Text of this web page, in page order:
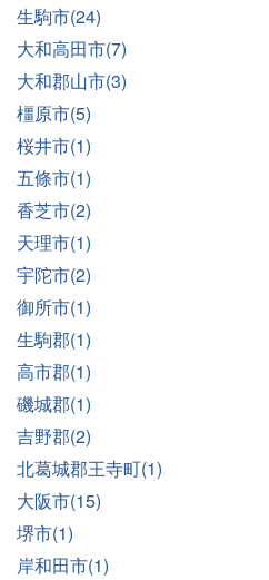
生駒市(24)
大和高田市(7)
大和郡山市(3)
橿原市(5)
桜井市(1)
五條市(1)
香芝市(2)
天理市(1)
宇陀市(2)
御所市(1)
生駒郡(1)
高市郡(1)
磯城郡(1)
吉野郡(2)
北葛城郡王寺町(1)
大阪市(15)
堺市(1)
岸和田市(1)